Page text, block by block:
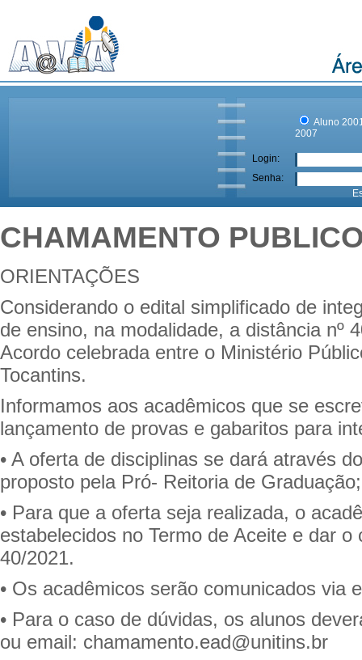
Aluno
2007
Login:
Senha:
CHAMAMENTO
ORIENTAÇÕES
Considerando o edital simplificado de
de ensino, na modalidade, a distância nº
Acordo celebrada entre o Ministério
Tocantins.
Informamos aos acadêmicos que se
lançamento de provas e gabaritos para
• A oferta de disciplinas se dará através
proposto pela Pró- Reitoria de Graduação;
• Para que a oferta seja realizada, o
estabelecidos no Termo de Aceite e dar
40/2021.
• Os acadêmicos serão comunicados via
• Para o caso de dúvidas, os alunos
ou email: chamamento.ead@unitins.br